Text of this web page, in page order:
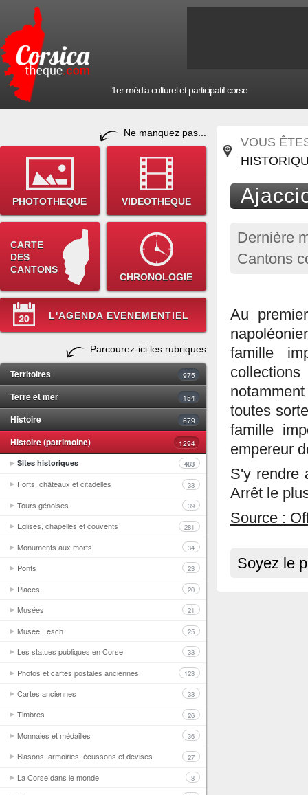
1er média culturel et participatif corse
Ne manquez pas...
PHOTOTHEQUE VIDEOTHEQUE
CARTE
DES
CANTONS
CHRONOLOGIE
L'AGENDA EVENEMENTIEL
Parcourez-ici les rubriques
Territoires 975
Terre et mer 154
Histoire 679
Histoire (patrimoine)
1294
Sites historiques
483
Forts, châteaux et citadelles 33
Tours génoises 39
Eglises, chapelles et couvents 281
Monuments aux morts 34
Ponts 23
Places 20
Musées 21
Musée Fesch 25
Les statues publiques en Corse 33
Photos et cartes postales anciennes 123
Cartes anciennes 33
Timbres 26
Monnaies et médailles 36
Blasons, armoiries, écussons et devises 27
La Corse dans le monde 3
VOUS
Dernière
Cantons
Au
famille
toutes
famille
empereur
S'y rendre
Arrêt le
Source :
Soyez le